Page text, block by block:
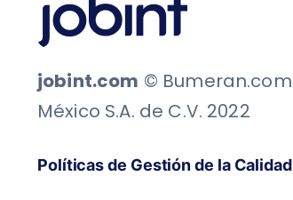
jobint.com © Bumeran.com
México S.A. de C.V. 2022
Políticas de Gestión de la Calidad